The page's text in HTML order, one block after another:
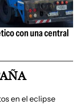
con una central